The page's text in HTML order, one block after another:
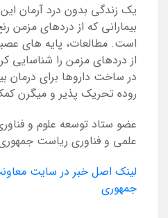
یک زندگی بدون درد آرمان
بیمارانی که از دردهای مزمن
است. مطالعات، پایه های
از دردهای مزمن را شناسایی
در ساخت داروها برای درمان
روده تحریک پذیر و میگرن
عضو ستاد توسعه علوم و
علمی و فناوری ریاست
لینک اصل خبر در سایت
جمهوری